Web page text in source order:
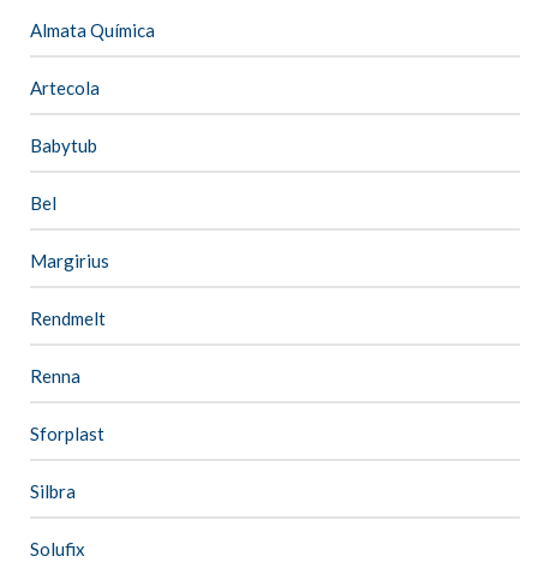
Almata Química
Artecola
Babytub
Bel
Margirius
Rendmelt
Renna
Sforplast
Silbra
Solufix